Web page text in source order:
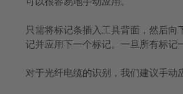
只需将标记条插入工具背面，然后
记并应用下一个标记。一旦所有标记
对于光纤电缆的识别，我们建议手动